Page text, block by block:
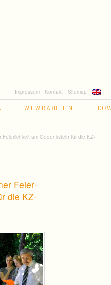
Impressum Kontakt Sitemap
WIE WIR ARBEITEN
Feierlichkeit am Gedenkstein für die KZ-
Fei­er­
die KZ-